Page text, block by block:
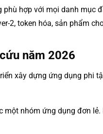
hợp với mọi danh mục
2, token hóa, sản phẩm
năm 2026
xây dựng ứng dụng phi
nhóm ứng dụng đơn